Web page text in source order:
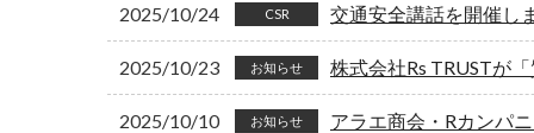
2025/10/24 CSR 交通安全講話を開催し
2025/10/23 お知らせ 株式会社Rs TRUSTが
2025/10/10 お知らせ アラエ商会・Rカンパ